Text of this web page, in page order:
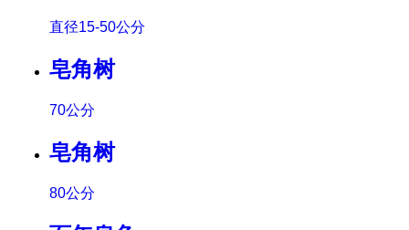
直径15-50公分
皂角树
70公分
皂角树
80公分